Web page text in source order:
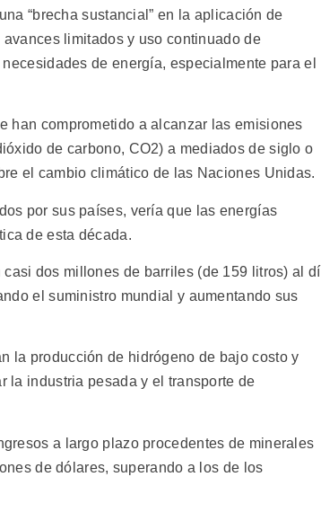
“brecha sustancial” en la aplicación de
limitados y uso continuado de
de energía, especialmente para el
han comprometido a alcanzar las emisiones
de carbono, CO2) a mediados de siglo o
el cambio climático de las Naciones Unidas.
por sus países, vería que las energías
de esta década.
dos millones de barriles (de 159 litros) al
el suministro mundial y aumentando sus
la producción de hidrógeno de bajo costo y
la industria pesada y el transporte de
a largo plazo procedentes de minerales
de dólares, superando a los de los